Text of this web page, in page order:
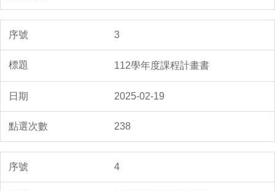
3
112學年度課程計畫書
2025-02-19
238
4